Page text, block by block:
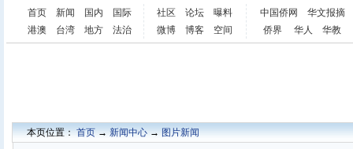
首页 新闻 国内
国际
港澳
台湾 地方 法治
社区 论坛
曝料
微博
博客 空间
中国侨网
华文报摘
侨界
华人 华教
本页位置：首页→新闻中心→图片新闻